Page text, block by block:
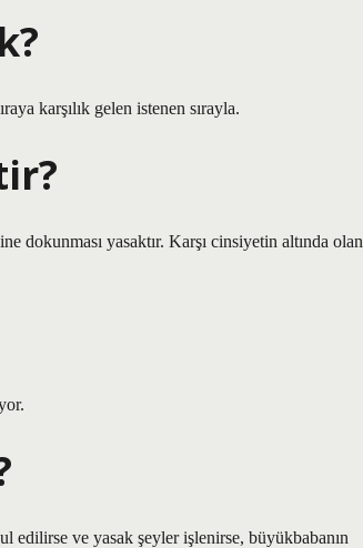
karşılık gelen istenen sırayla.
dokunması yasaktır. Karşı cinsiyetin altında olan
ve yasak şeyler işlenirse, büyükbabanın